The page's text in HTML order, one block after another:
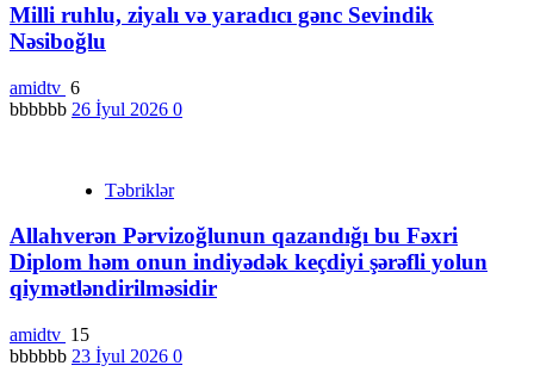
Milli ruhlu, ziyalı və yaradıcı gənc Sevindik
Nəsiboğlu
amidtv 6
bbbbbb 26 İyul 2026 0
Təbriklər
Allahverən Pərvizoğlunun qazandığı bu Fəxri
Diplom həm onun indiyədək keçdiyi şərəfli yolun
qiymətləndirilməsidir
amidtv 15
bbbbbb 23 İyul 2026 0